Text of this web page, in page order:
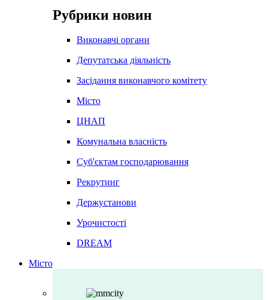
Рубрики новин
Виконавчі органи
Депутатська діяльність
Засідання виконавчого комітету
Місто
ЦНАП
Комунальна власність
Суб'єктам господарювання
Рекрутинг
Держустанови
Урочистості
DREAM
Місто